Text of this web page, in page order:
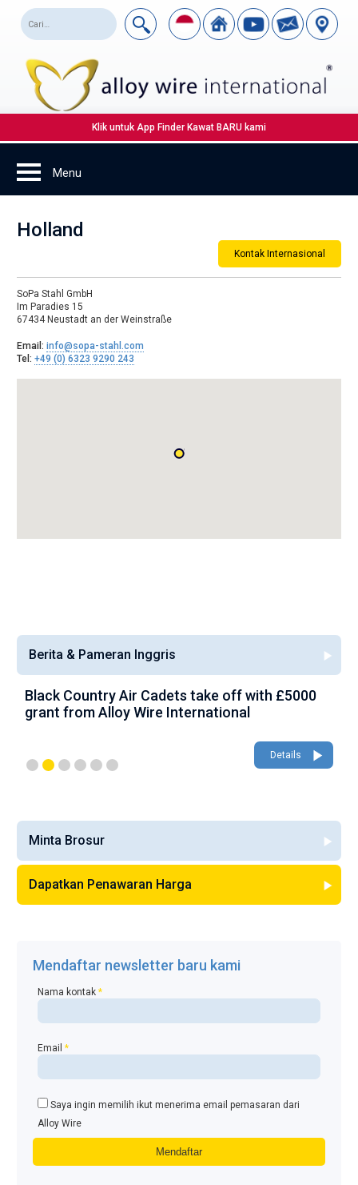
Klik untuk App Finder Kawat BARU kami
Holland
Kontak Internasional
SoPa Stahl GmbH
Im Paradies 15
67434 Neustadt an der Weinstraße
Email:info@sopa-stahl.com
Tel: +49 (0) 6323 9290 243
Berita & Pameran Inggris
Black Country Air Cadets take off with £5000
grant from Alloy Wire International
Details
Minta Brosur
Dapatkan Penawaran Harga
Mendaftar newsletter baru kami
Nama kontak*
Email*
Saya ingin memilih ikut menerima email pemasaran dari
Alloy Wire